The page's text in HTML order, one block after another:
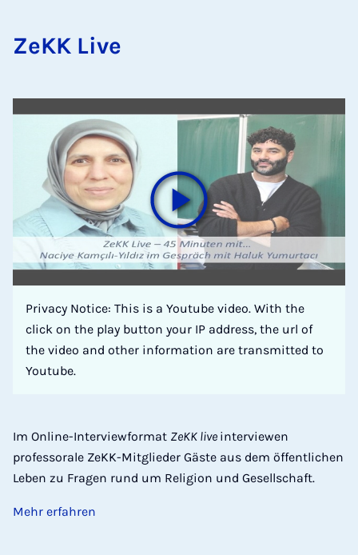
ZeKK Live
Privacy Notice: This is a Youtube video. With the
click on the play button your IP address, the url of
the video and other information are transmitted to
Youtube.
Im Online-Interviewformat ZeKK live interviewen
professorale ZeKK-Mitglieder Gäste aus dem öffentlichen
Leben zu Fragen rund um Religion und Gesellschaft.
Mehr erfahren